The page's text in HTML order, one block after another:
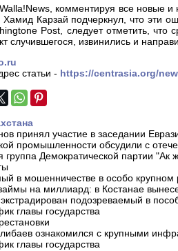
комментируя все новые
Хамид Карзай подчеркнул, что эти
Post, следует отметить,
случившегося, извинились и
статьи - https://centrasia.org/
принял участие в заседании
промышленности обсудили с
группа Демократической партии "Ак
в мошенничестве в особо крупном
на миллиард: в Костанае
подозреваемый в
главы государства
ознакомился с крупными
главы государства